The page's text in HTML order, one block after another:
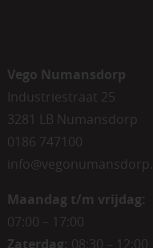
Vego Numansdorp
Industriestraat 25
3281 LB Numansdorp
0186 747100
Maandag t/m vrijdag:
07:00 – 17:00
Zaterdag: 08:30 – 12:00